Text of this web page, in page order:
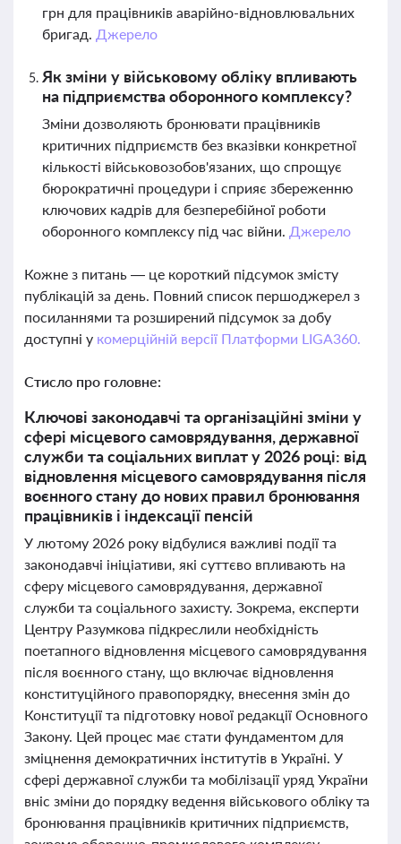
грн для працівників аварійно-відновлювальних
бригад. Джерело
Як зміни у військовому обліку впливають
на підприємства оборонного комплексу?
Зміни дозволяють бронювати працівників
критичних підприємств без вказівки конкретної
кількості військовозобов'язаних, що спрощує
бюрократичні процедури і сприяє збереженню
ключових кадрів для безперебійної роботи
оборонного комплексу під час війни. Джерело
Кожне з питань — це короткий підсумок змісту
публікацій за день. Повний список першоджерел з
посиланнями та розширений підсумок за добу
доступні у комерційній версії Платформи LIGA360.
Стисло про головне:
Ключові законодавчі та організаційні зміни у
сфері місцевого самоврядування, державної
служби та соціальних виплат у 2026 році: від
відновлення місцевого самоврядування після
воєнного стану до нових правил бронювання
працівників і індексації пенсій
У лютому 2026 року відбулися важливі події та
законодавчі ініціативи, які суттєво впливають на
сферу місцевого самоврядування, державної
служби та соціального захисту. Зокрема, експерти
Центру Разумкова підкреслили необхідність
поетапного відновлення місцевого самоврядування
після воєнного стану, що включає відновлення
конституційного правопорядку, внесення змін до
Конституції та підготовку нової редакції Основного
Закону. Цей процес має стати фундаментом для
зміцнення демократичних інститутів в Україні. У
сфері державної служби та мобілізації уряд України
вніс зміни до порядку ведення військового обліку та
бронювання працівників критичних підприємств,